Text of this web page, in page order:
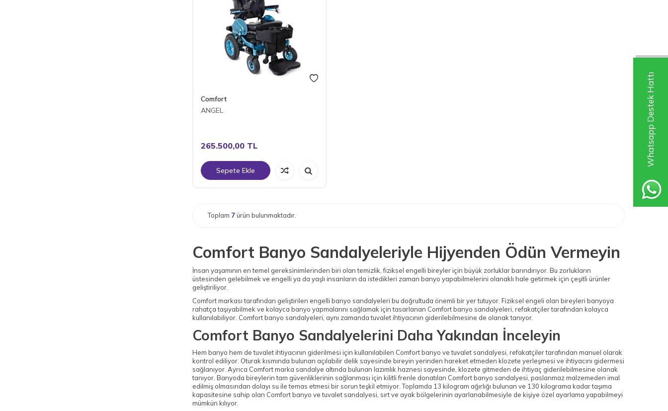
Whatsapp Destek Hattı
Comfort
ANGEL
265.500,00 TL
Sepete Ekle
Toplam 7ürün bulunmaktadır.
Comfort Banyo Sandalyeleriyle Hijyenden Ödün Vermeyin
İnsan yaşamının en temel gereksinimlerinden biri olan temizlik, fiziksel engelli bireyler için büyük zorluklar barındırıyor. Bu zorlukların
üstesinden gelebilmek ve engelli ya da yaşlı insanların da istedikleri zaman banyo yapabilmelerini olanaklı hale getirmek için çeşitli ürünler
geliştiriliyor.
Comfort markası tarafından geliştirilen engelli banyo sandalyeleri bu doğrultuda önemli bir yer tutuyor. Fiziksel engeli olan bireyleri banyoya
rahatça taşıyabilmek ve kolayca banyo yapmalarını sağlamak için tasarlanan Comfort banyo sandalyeleri, refakatçiler tarafından kolayca
kullanılabiliyor. Comfort banyo sandalyeleri, aynı zamanda tuvalet ihtiyacının giderilebilmesine de olanak tanıyor.
Comfort Banyo Sandalyelerini Daha Yakından İnceleyin
Hem banyo hem de tuvalet ihtiyacının giderilmesi için kullanılabilen Comfort banyo ve tuvalet sandalyesi, refakatçiler tarafından manuel olarak
kontrol ediliyor. Oturak kısmında bulunan açılabilir delik sayesinde bireyin yerinden hareket etmeden klozete yerleşmesi ve ihtiyacını gidermesi
sağlanıyor. Ayrıca Comfort marka sandalye altında bulunan lazımlık haznesi sayesinde, klozete gitmeden de ihtiyaç giderilebilmesine olanak
tanıyor. Banyoda bireylerin tam güvenliklerinin sağlanması için kilitli frenle donatılan Comfort banyo sandalyesi, paslanmaz malzemeden imal
edilmiş olmasından dolayı su ile temas etmesi bir sorun teşkil etmiyor. Toplamda 13 kilogram ağırlığı bulunan ve 130 kilograma kadar taşıma
kapasitesine sahip olan Comfort banyo ve tuvalet sandalyesi, sırt ve ayak bölgelerinin ayarlanabilmesiyle de kişiye özel ayarlama yapabilmeyi
mümkün kılıyor.